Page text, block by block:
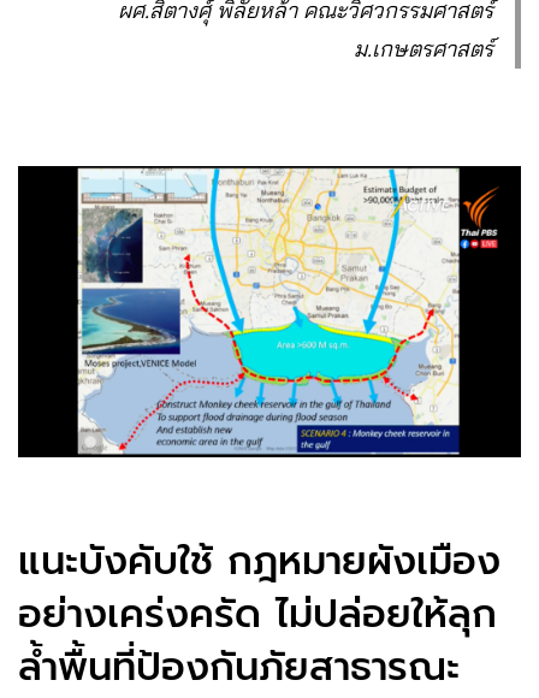
ผศ.สิตางศุ์ พิลัยหล้า คณะวิศวกรรมศาสตร์
ม.เกษตรศาสตร์
แนะบังคับใช้ กฎหมายผังเมือง
อย่างเคร่งครัด ไม่ปล่อยให้ลุก
ล้ำพื้นที่ป้องกันภัยสาธารณะ